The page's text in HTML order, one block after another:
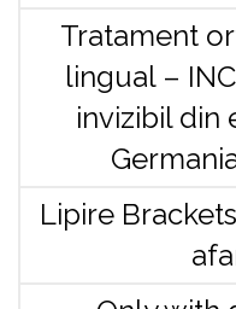
Tratament
lingual –
invizibil din
Lipire